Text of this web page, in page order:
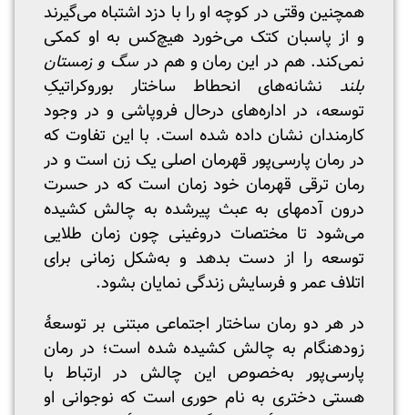
همچنین وقتی در کوچه او را با دزد اشتباه می‌گیرند
و از پاسبان کتک می‌خورد هیچ‌کس به او کمکی
نمی‌کند. هم در این رمان و هم درسگ و زمستان
بلند نشانه‌های انحطاط ساختار بوروکراتیکِ
توسعه، در اداره‌های درحال فروپاشی و در وجود
کارمندان نشان داده شده است. با این تفاوت که
در رمان پارسی‌پور قهرمان اصلی یک زن است و در
رمان ترقی قهرمان خود زمان است که در حسرت
درون آدم‎های به عبث پیرشده به چالش کشیده
می‌شود تا مختصات دروغینی چون زمان طلایی
توسعه را از دست بدهد و به‌شکل زمانی برای
اتلاف عمر و فرسایش زندگی نمایان بشود.
در هر دو رمان ساختار اجتماعی مبتنی بر توسعۀ
زودهنگام به چالش کشیده شده است؛ در رمان
پارسی‌پور به‌خصوص این چالش در ارتباط با
هستی دختری به نام حوری است که نوجوانی او